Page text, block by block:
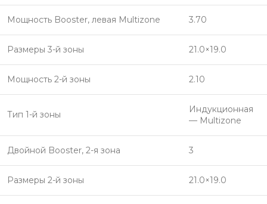
Мощность Booster, левая Multizone 3.70
Размеры 3-й зоны 21.0×19.0
Мощность 2-й зоны 2.10
Тип 1-й зоны
Индукционная
— Multizone
Двойной Booster, 2-я зона 3
Размеры 2-й зоны 21.0×19.0